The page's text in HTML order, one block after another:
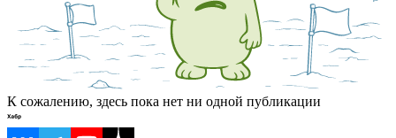
К сожалению, здесь пока нет ни одной публикации